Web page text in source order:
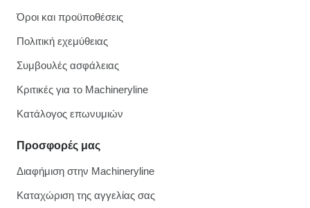
Όροι και προϋποθέσεις
Πολιτική εχεμύθειας
Συμβουλές ασφάλειας
Κριτικές για το Machineryline
Κατάλογος επωνυμιών
Προσφορές μας
Διαφήμιση στην Machineryline
Καταχώριση της αγγελίας σας